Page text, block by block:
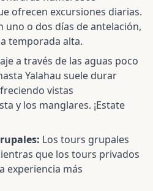
ofrecen excursiones diarias.
uno o dos días de antelación,
temporada alta.
a través de las aguas poco
Yalahau suele durar
vistas
y los manglares. ¡Estate
Los tours grupales
que los tours privados
experiencia más